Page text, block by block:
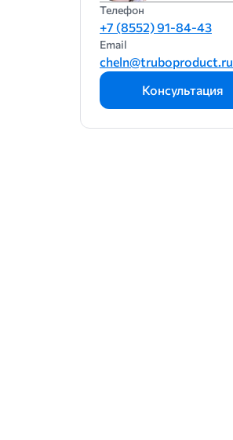
Телефон
+7 (8552) 91-84-43
Email
cheln@truboproduct.ru
Консультация